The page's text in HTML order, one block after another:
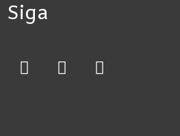
Siga